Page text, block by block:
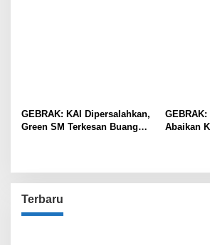
GEBRAK: KAI Dipersalahkan,
Green SM Terkesan Buang
Abaikan
Terbaru